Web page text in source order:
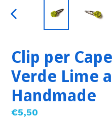
Clip per
Verde Lime
Handmade
Prezzo
€5,50